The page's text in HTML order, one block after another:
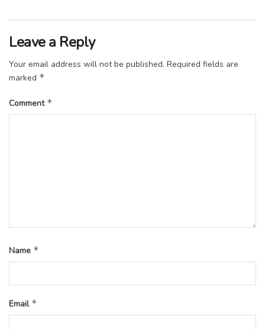
Leave a Reply
Your email address will not be published. Required fields are
marked *
Comment *
Name *
Email *